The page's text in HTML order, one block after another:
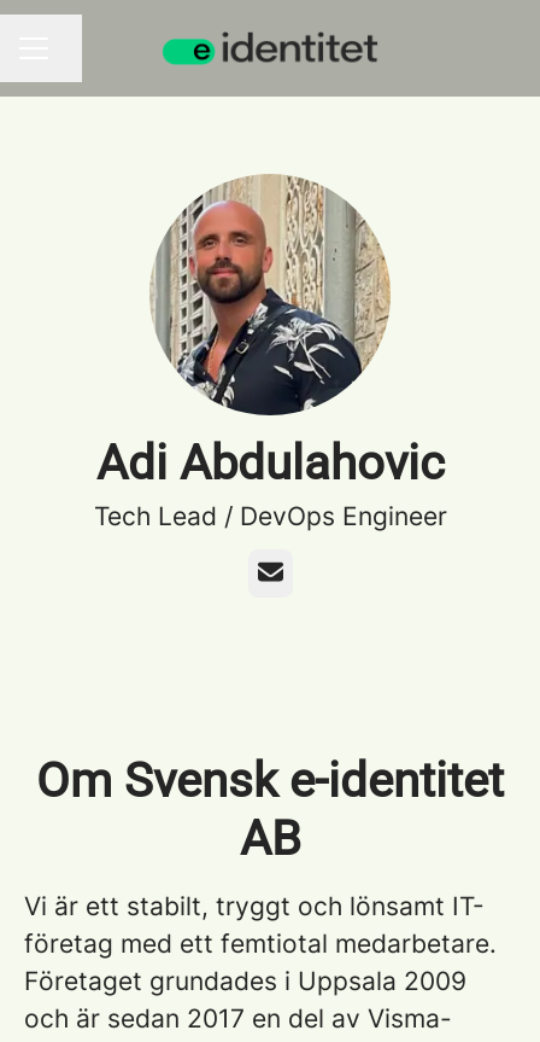
Adi Abdulahovic
Tech Lead / DevOps Engineer
E-post
Om Svensk e-identitet
AB
Vi är ett stabilt, tryggt och lönsamt IT-
företag med ett femtiotal medarbetare.
Företaget grundades i Uppsala 2009
och är sedan 2017 en del av Visma-